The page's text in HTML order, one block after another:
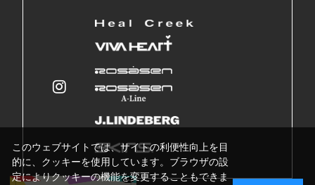
このウェブサイトでは、サイトの利便性向上を目
的に、クッキーを使用しています。ブラウザの設
定によりクッキーの機能を変更することもできま